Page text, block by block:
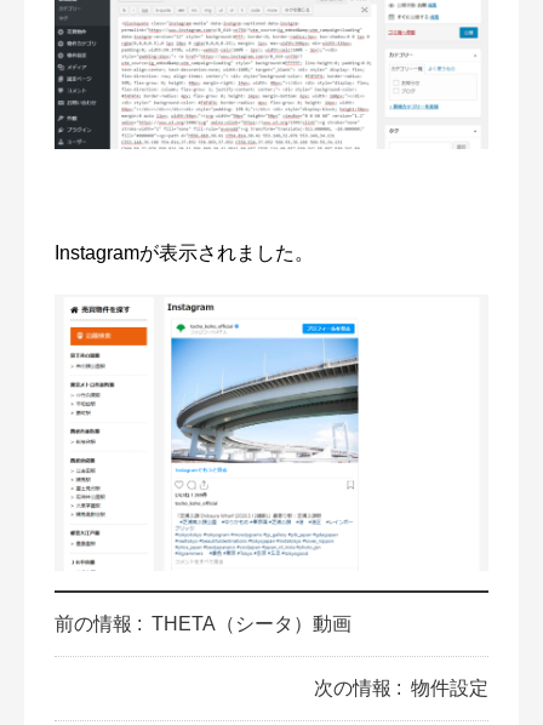
Instagramが表示されました。
前の情報 : THETA（シータ）動画
次の情報 : 物件設定